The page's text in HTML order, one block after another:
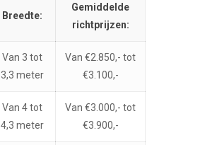
Breedte:
Gemiddelde
richtprijzen:
Van 3 tot
3,3 meter
Van €2.850,- tot
€3.100,-
Van 4 tot
4,3 meter
Van €3.000,- tot
€3.900,-